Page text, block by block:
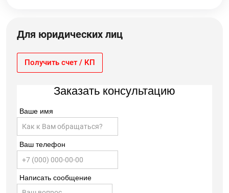
Для юридических лиц
Получить счет / КП
Заказать консультацию
Ваше имя
Ваш телефон
Написать сообщение